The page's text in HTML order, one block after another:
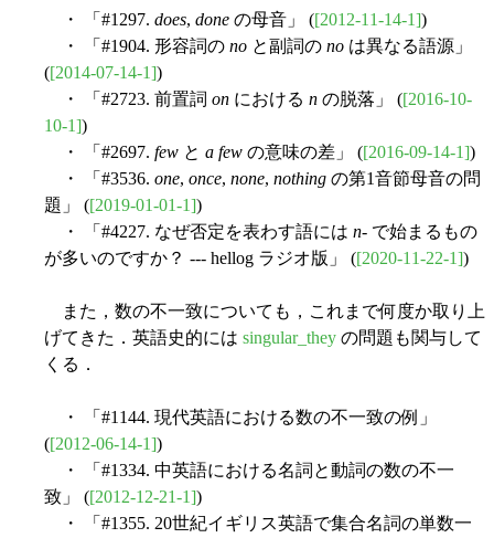
・ 「#1297. does, done の母音」 ([2012-11-14-1])
・ 「#1904. 形容詞の no と副詞の no は異なる語源」
([2014-07-14-1])
・ 「#2723. 前置詞 on における n の脱落」 ([2016-10-
10-1])
・ 「#2697. few と a few の意味の差」 ([2016-09-14-1])
・ 「#3536. one, once, none, nothing の第1音節母音の問
題」 ([2019-01-01-1])
・ 「#4227. なぜ否定を表わす語には n- で始まるもの
が多いのですか？ --- hellog ラジオ版」 ([2020-11-22-1])
また，数の不一致についても，これまで何度か取り上
げてきた．英語史的には singular_they の問題も関与して
くる．
・ 「#1144. 現代英語における数の不一致の例」
([2012-06-14-1])
・ 「#1334. 中英語における名詞と動詞の数の不一
致」 ([2012-12-21-1])
・ 「#1355. 20世紀イギリス英語で集合名詞の単数一